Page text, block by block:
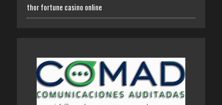
thor fortune casino online